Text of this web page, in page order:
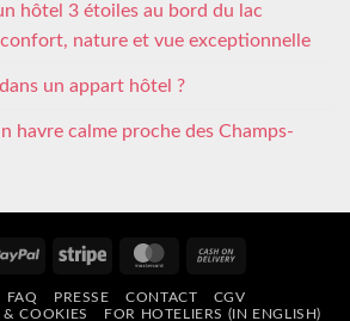
hôtel 3 étoiles au bord du lac
nature et vue exceptionnelle
un appart hôtel ?
havre calme proche des Champs-
PayPal Stripe MasterCard
Delivery
FAQ PRESSE CONTACT
CGV
& COOKIES
FOR HOTELIERS (IN ENGLISH)